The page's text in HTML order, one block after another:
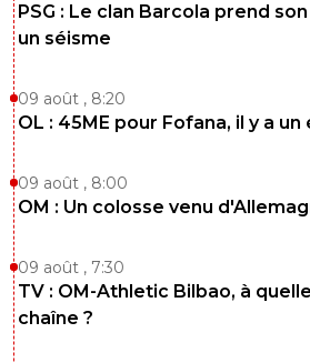
PSG : Le clan Barcola prend
un séisme
09 août , 8:20
OL : 45ME pour Fofana, il y a
09 août , 8:00
OM : Un colosse venu
09 août , 7:30
TV : OM-Athletic Bilbao, à
chaîne ?